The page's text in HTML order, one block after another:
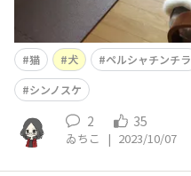
猫 犬 ペルシャチンチラ
シンノスケ
2 35
ゐちこ | 2023/10/07